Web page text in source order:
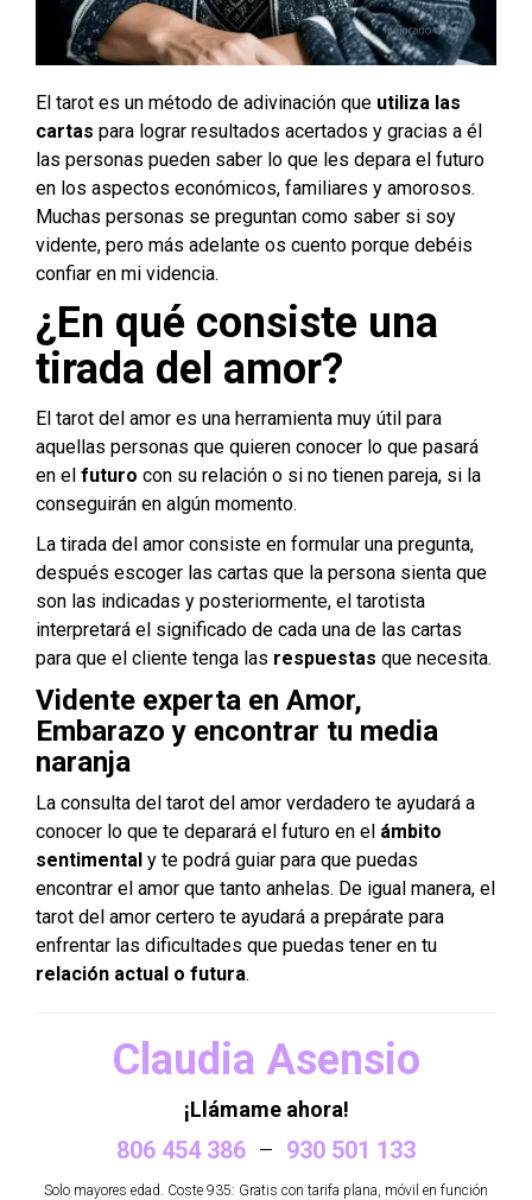
El tarot es un método de adivinación que utiliza las
cartas para lograr resultados acertados y gracias a él
las personas pueden saber lo que les depara el futuro
en los aspectos económicos, familiares y amorosos.
Muchas personas se preguntan como saber si soy
vidente, pero más adelante os cuento porque debéis
confiar en mi videncia.
¿En qué consiste una
tirada del amor?
El tarot del amor es una herramienta muy útil para
aquellas personas que quieren conocer lo que pasará
en el futuro con su relación o si no tienen pareja, si la
conseguirán en algún momento.
La tirada del amor consiste en formular una pregunta,
después escoger las cartas que la persona sienta que
son las indicadas y posteriormente, el tarotista
interpretará el significado de cada una de las cartas
para que el cliente tenga las respuestas que necesita.
Vidente experta en Amor,
Embarazo y encontrar tu media
naranja
La consulta del tarot del amor verdadero te ayudará a
conocer lo que te deparará el futuro en el ámbito
sentimental y te podrá guiar para que puedas
encontrar el amor que tanto anhelas. De igual manera, el
tarot del amor certero te ayudará a prepárate para
enfrentar las dificultades que puedas tener en tu
relación actual o futura.
Claudia Asensio
¡Llámame ahora!
806 454 386 – 930 501 133
Solo mayores edad. Coste 935: Gratis con tarifa plana, móvil en función